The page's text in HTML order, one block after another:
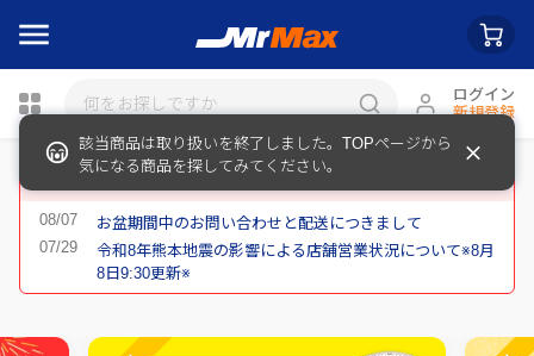
ログイン
新規登録
お盆期間中のお問い合わせと配送につきまして
令和8年熊本地震の影響による店舗営業状況について※8月
8日9:30更新※
該当商品は取り扱いを終了しました。TOPページから
気になる商品を探してみてください。